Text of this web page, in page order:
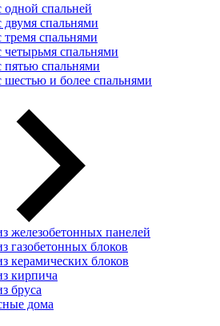
одной спальней
двумя спальнями
тремя спальнями
четырьмя спальнями
пятью спальнями
шестью и более спальнями
железобетонных панелей
газобетонных блоков
керамических блоков
кирпича
бруса
дома